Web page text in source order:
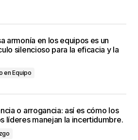
armonía en los equipos es un
silencioso para la eficacia y la
en Equipo
o arrogancia: así es cómo los
líderes manejan la incertidumbre.